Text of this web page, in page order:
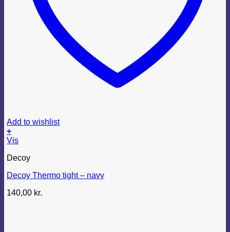
Add to wishlist
+
Dette
har
varianter.
kan
Vis
Decoy
Decoy Thermo tight – navy
140,00 kr.